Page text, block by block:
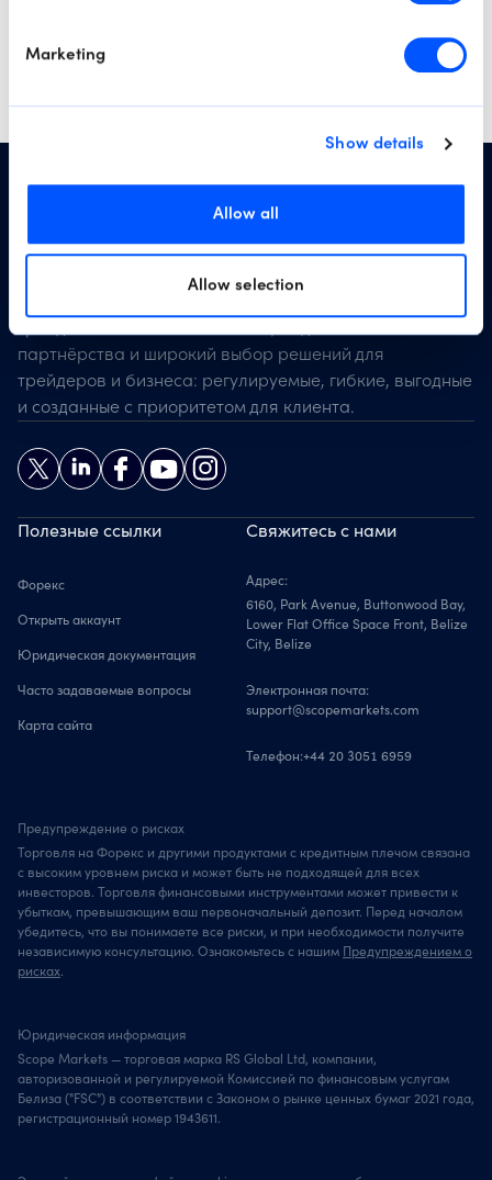
Marketing
Show details
Allow all
Allow selection
партнёрства и широкий выбор решений для
трейдеров и бизнеса: регулируемые, гибкие, выгодные
и созданные с приоритетом для клиента.
Полезные ссылки
Форекс
Открыть аккаунт
Юридическая документация
Часто задаваемые вопросы
Карта сайта
Свяжитесь с нами
Адрес:
6160, Park Avenue, Buttonwood Bay,
Lower Flat Office Space Front, Belize
City, Belize
Электронная почта:
support@scopemarkets.com
Телефон:+44 20 3051 6959
Предупреждение о рисках
Торговля на Форекс и другими продуктами с кредитным плечом связана
с высоким уровнем риска и может быть не подходящей для всех
инвесторов. Торговля финансовыми инструментами может привести к
убыткам, превышающим ваш первоначальный депозит. Перед началом
убедитесь, что вы понимаете все риски, и при необходимости получите
независимую консультацию. Ознакомьтесь с нашим Предупреждением о
рисках.
Юридическая информация
Scope Markets — торговая марка RS Global Ltd, компании,
авторизованной и регулируемой Комиссией по финансовым услугам
Белиза ("FSC") в соответствии с Законом о рынке ценных бумаг 2021 года,
регистрационный номер 1943611.